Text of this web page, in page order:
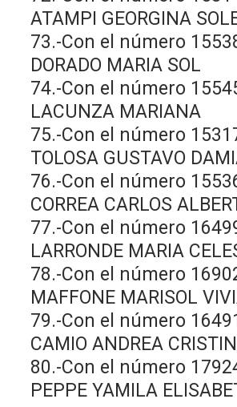
ATAMPI GEORGINA
73.-Con el número
DORADO MARIA SOL
74.-Con el número
LACUNZA MARIANA
75.-Con el número
TOLOSA GUSTAVO
76.-Con el número
CORREA CARLOS
77.-Con el número
LARRONDE MARIA
78.-Con el número
MAFFONE MARISOL
79.-Con el número
CAMIO ANDREA
80.-Con el número
PEPPE YAMILA